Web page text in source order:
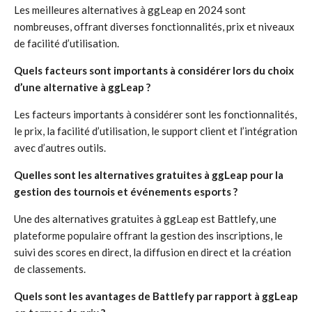
Les meilleures alternatives à ggLeap en 2024 sont
nombreuses, offrant diverses fonctionnalités, prix et niveaux
de facilité d’utilisation.
Quels facteurs sont importants à considérer lors du choix
d’une alternative à ggLeap ?
Les facteurs importants à considérer sont les fonctionnalités,
le prix, la facilité d’utilisation, le support client et l’intégration
avec d’autres outils.
Quelles sont les alternatives gratuites à ggLeap pour la
gestion des tournois et événements esports ?
Une des alternatives gratuites à ggLeap est Battlefy, une
plateforme populaire offrant la gestion des inscriptions, le
suivi des scores en direct, la diffusion en direct et la création
de classements.
Quels sont les avantages de Battlefy par rapport à ggLeap